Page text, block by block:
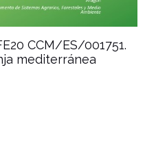
CCM/ES/001751.
mediterránea